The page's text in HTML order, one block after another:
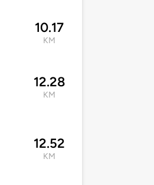
10.17
KM
12.28
KM
12.52
KM